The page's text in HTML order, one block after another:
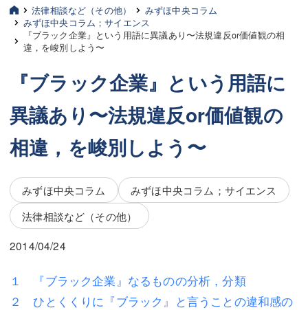
三平 聡史
酒井 博之
坂本 陽一
桶川 聡
三平 隆史
吉元 優仁
小川 祐
弁護士費用
相続・遺言
三平 聡史
酒井 博之
坂本 陽一
桶川 聡
三平 隆史
吉元 優仁
弁護士費用
不動産
離婚（夫婦間トラブル）
法律相談など（その他）
みずほ中央コラム
みずほ中央コラム；サイエンス
『ブラック企業』という用語に異議あり〜法規違反or価値観の相
違，を峻別しよう〜
『ブラック企業』という用語に
異議あり〜法規違反or価値観の
相違，を峻別しよう〜
みずほ中央コラム
みずほ中央コラム；サイエンス
法律相談など（その他）
2014/04/24
１ 『ブラック企業』なるものの分析，分類
２ ひとくくりに『ブラック』と言うことの違和感の